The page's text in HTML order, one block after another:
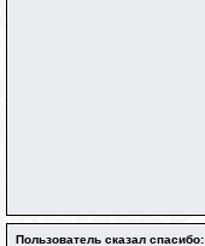
Пользователь сказал cпасибо: